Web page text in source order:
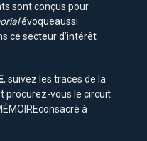
sont conçus pour
évoqueaussi
ce secteur d’intérêt
, suivez les traces de la
procurez-vous le circuit
à